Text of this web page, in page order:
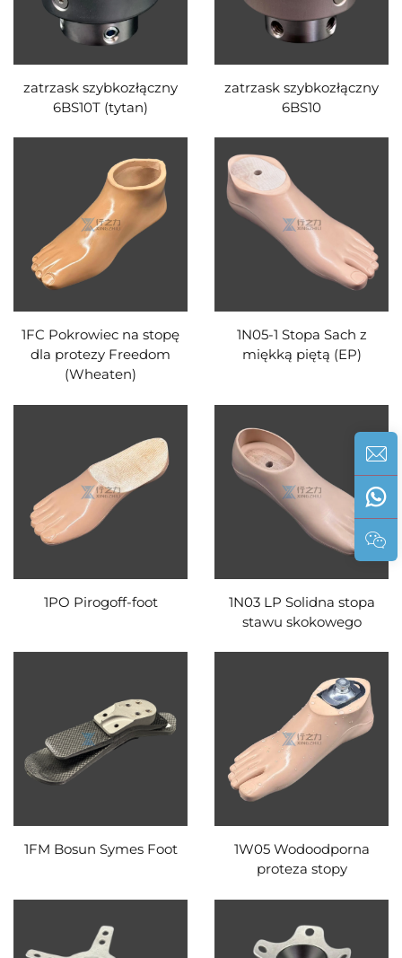
zatrzask szybkozłączny
6BS10T (tytan)
zatrzask szybkozłączny
6BS10
1FC Pokrowiec na stopę
dla protezy Freedom
(Wheaten)
1N05-1 Stopa Sach z
miękką piętą (EP)
1PO Pirogoff-foot
1N03 LP Solidna stopa
stawu skokowego
1FM Bosun Symes Foot
1W05 Wodoodporna
proteza stopy